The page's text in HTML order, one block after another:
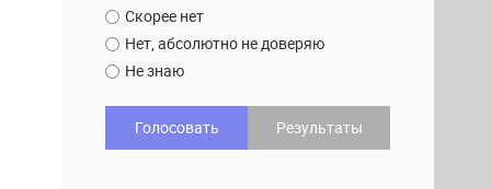
Скорее нет
Нет, абсолютно не доверяю
Не знаю
Голосовать Результаты